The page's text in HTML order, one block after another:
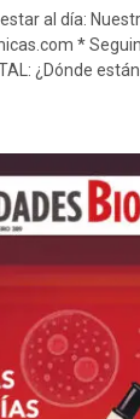
al día:
*
¿Dónde